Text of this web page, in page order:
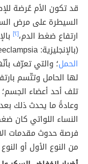
قد تكون الأم عُرضة
السيطرة على مرض
ارتفاع ضغط الدم،[٢]
(بالإنجليزية: Preeclampsia) المعروفة بمرحلة ما قبل
الحمل؛ والتي تعرّف
لها الحامل وتتّسم
تلف أحد أعضاء الجسم؛
وعادةً ما يحدث ذلك
النساء اللواتي كان
فرصة حدوث مقدمات
من النوع الأول أو